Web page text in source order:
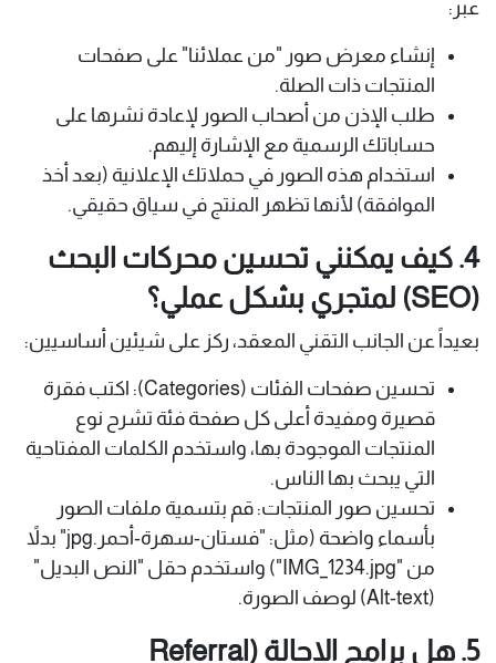
عبر:
إنشاء معرض صور "من عملائنا" على صفحات
المنتجات ذات الصلة.
طلب الإذن من أصحاب الصور لإعادة نشرها على
حساباتك الرسمية مع الإشارة إليهم.
استخدام هذه الصور في حملاتك الإعلانية (بعد أخذ
الموافقة) لأنها تظهر المنتج في سياق حقيقي.
4. كيف يمكنني تحسين محركات البحث
(SEO) لمتجري بشكل عملي؟
بعيداً عن الجانب التقني المعقد، ركز على شيئين أساسيين:
تحسين صفحات الفئات (Categories): اكتب فقرة
قصيرة ومفيدة أعلى كل صفحة فئة تشرح نوع
المنتجات الموجودة بها، واستخدم الكلمات المفتاحية
التي يبحث بها الناس.
تحسين صور المنتجات: قم بتسمية ملفات الصور
بأسماء واضحة (مثل: "فستان-سهرة-أحمر.jpg" بدلاً
من "IMG_1234.jpg") واستخدم حقل "النص البديل"
(Alt-text) لوصف الصورة.
5. هل برامج الإحالة (Referral